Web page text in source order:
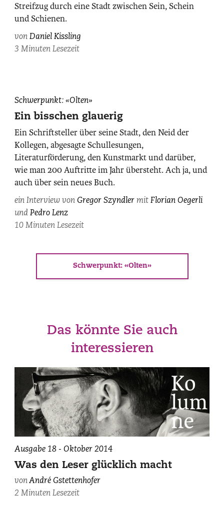
Streifzug durch eine Stadt zwischen Sein, Schein
und Schienen.
vonDaniel Kissling
3 Minuten Lesezeit
Pedro
photographiert
von
Daniel
Rihs.
Schwerpunkt: «Olten»
Ein bisschen glauerig
Ein Schriftsteller über seine Stadt, den Neid der
Kollegen, abgesagte Schullesungen,
Literaturförderung, den Kunstmarkt und darüber,
wie man 200 Auftritte im Jahr übersteht. Ach ja, und
auch über sein neues Buch.
ein Interview vonGregor Szyndler mitFlorian Oegerli
undPedro Lenz
10 Minuten Lesezeit
Schwerpunkt: «Olten»
Das könnte Sie auch
interessieren
Ausgabe 18 - Oktober 2014
Was den Leser glücklich macht
vonAndré Gstettenhofer
2 Minuten Lesezeit